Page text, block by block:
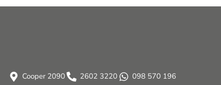
Cooper 2090 2602 3220
098 570 196